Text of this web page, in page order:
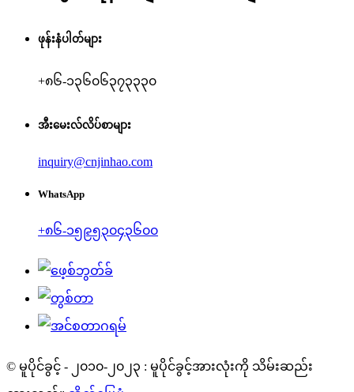
ဖုန်းနံပါတ်များ
+၈၆-၁၃၆၀၆၃၇၃၃၃၀
အီးမေးလ်လိပ်စာများ
inquiry@cnjinhao.com
WhatsApp
+၈၆-၁၅၉၅၃၀၄၃၆၀၀
© မူပိုင်ခွင့် - ၂၀၁၀-၂၀၂၃ : မူပိုင်ခွင့်အားလုံးကို သိမ်းဆည်း